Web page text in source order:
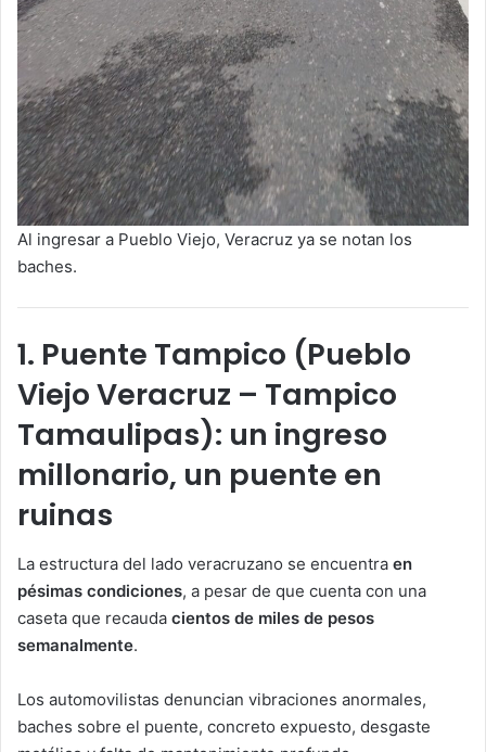
Al ingresar a Pueblo Viejo, Veracruz ya se notan los
baches.
1. Puente Tampico (Pueblo
Viejo Veracruz – Tampico
Tamaulipas): un ingreso
millonario, un puente en
ruinas
La estructura del lado veracruzano se encuentra en
pésimas condiciones, a pesar de que cuenta con una
caseta que recauda cientos de miles de pesos
semanalmente.
Los automovilistas denuncian vibraciones anormales,
baches sobre el puente, concreto expuesto, desgaste